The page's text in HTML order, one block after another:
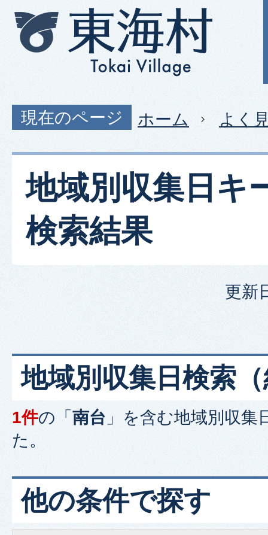
現在のページ ホーム よく
地域別収集日キ
検索結果
更新
地域別収集日検索
1件の「 南台 」を含む地域別収集
た。
他の条件で探す